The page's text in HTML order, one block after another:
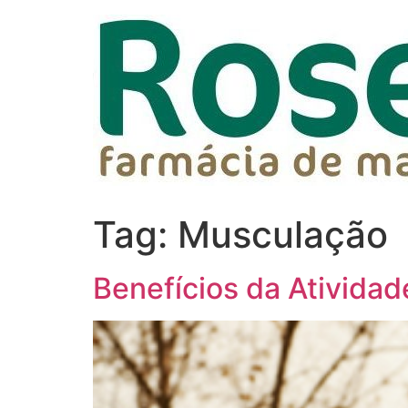
Tag: Musculação
Benefícios da